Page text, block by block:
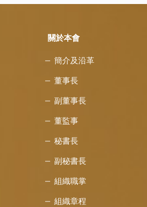
關於本會
簡介及沿革
董事長
副董事長
董監事
秘書長
副秘書長
組織職掌
組織章程